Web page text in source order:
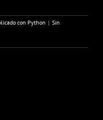
con Python | Sin